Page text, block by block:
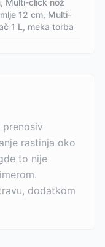
Multi-click nož
12 cm, Multi-
1 L, meka torba
prenosiv
rastinja oko
to nije
dodatkom